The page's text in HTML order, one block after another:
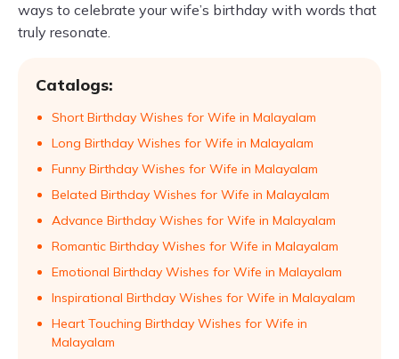
ways to celebrate your wife’s birthday with words that
truly resonate.
Catalogs:
Short Birthday Wishes for Wife in Malayalam
Long Birthday Wishes for Wife in Malayalam
Funny Birthday Wishes for Wife in Malayalam
Belated Birthday Wishes for Wife in Malayalam
Advance Birthday Wishes for Wife in Malayalam
Romantic Birthday Wishes for Wife in Malayalam
Emotional Birthday Wishes for Wife in Malayalam
Inspirational Birthday Wishes for Wife in Malayalam
Heart Touching Birthday Wishes for Wife in
Malayalam